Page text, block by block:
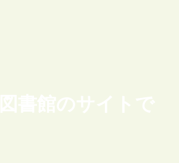
書館のサイトで